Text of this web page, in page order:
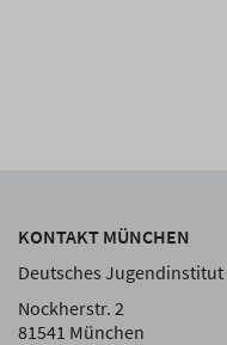
KONTAKT MÜNCHEN
Deutsches Jugendinstitut
Nockherstr. 2
81541 München